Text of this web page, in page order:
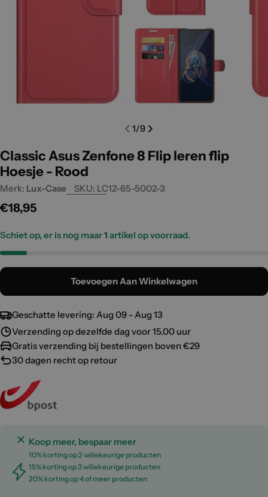
Open media 0 in modal
1/9
Classic Asus Zenfone 8 Flip leren flip
Hoesje - Rood
Merk: Lux-Case SKU: LC12-65-5002-3
Normale
€18,95
Schiet op, er is nog maar1 artikel op voorraad.
Toevoegen Aan Winkelwagen
Geschatte levering: Aug 09 - Aug 13
Verzending op dezelfde dag voor 15.00 uur
Gratis verzending bij bestellingen boven €29
30 dagen recht op retour
Koop meer, bespaar meer
10% korting op 2 willekeurige producten
15% korting op 3 willekeurige producten
20% korting op 4 of meer producten